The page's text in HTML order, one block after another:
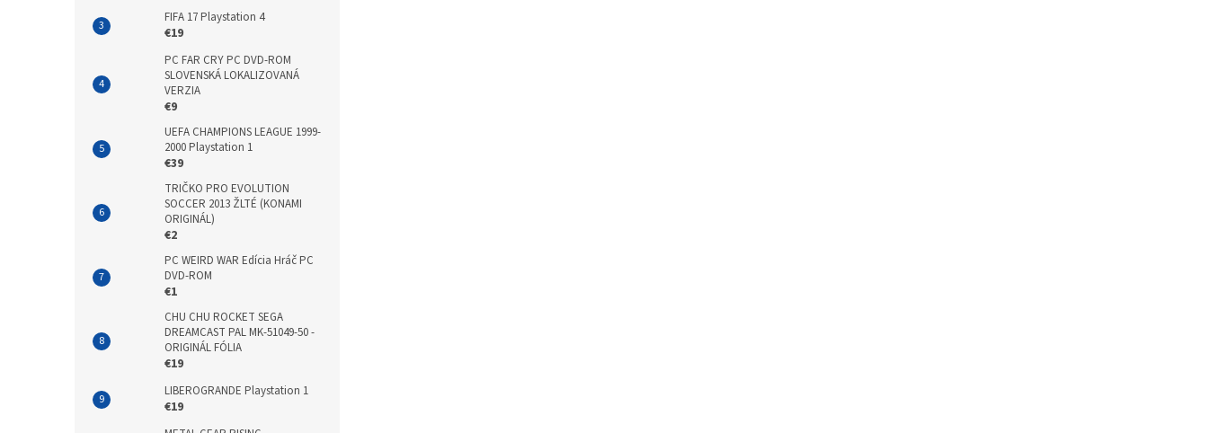
FIFA 17 Playstation 4
€19
PC FAR CRY PC DVD-ROM
SLOVENSKÁ LOKALIZOVANÁ
VERZIA
€9
UEFA CHAMPIONS LEAGUE 1999-
2000 Playstation 1
€39
TRIČKO PRO EVOLUTION
SOCCER 2013 ŽLTÉ (KONAMI
ORIGINÁL)
€2
PC WEIRD WAR Edícia Hráč PC
DVD-ROM
€1
CHU CHU ROCKET SEGA
DREAMCAST PAL MK-51049-50 -
ORIGINÁL FÓLIA
€19
LIBEROGRANDE Playstation 1
€19